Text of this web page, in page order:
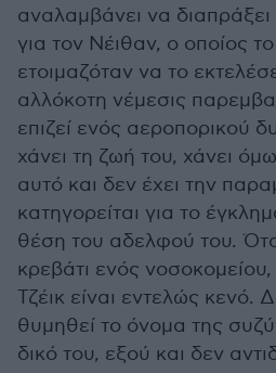
αναλαμβάνει να
για τον Νέιθαν, ο οποίος το
ετοιμαζόταν να το
αλλόκοτη νέμεσις
επιζεί ενός αεροπορικού
χάνει τη ζωή του, χάνει
αυτό και δεν έχει την
κατηγορείται για το
θέση του αδελφού του.
κρεβάτι ενός
Τζέικ είναι εντελώς κενό.
θυμηθεί το όνομα της
δικό του, εξού και δεν